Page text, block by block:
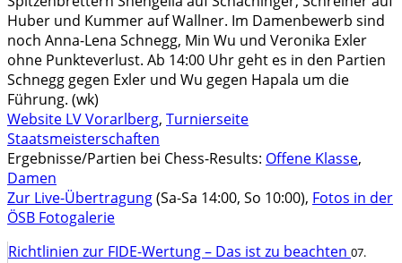
Huber und Kummer auf Wallner. Im Damenbewerb sind
noch Anna-Lena Schnegg, Min Wu und Veronika Exler
ohne Punkteverlust. Ab 14:00 Uhr geht es in den Partien
Schnegg gegen Exler und Wu gegen Hapala um die
Führung. (wk)
Website LV Vorarlberg, Turnierseite
Staatsmeisterschaften
Ergebnisse/Partien bei Chess-Results: Offene Klasse,
Damen
Zur Live-Übertragung(Sa-Sa 14:00, So 10:00), Fotos in der
ÖSB Fotogalerie
Richtlinien zur FIDE-Wertung – Das ist zu beachten 07.